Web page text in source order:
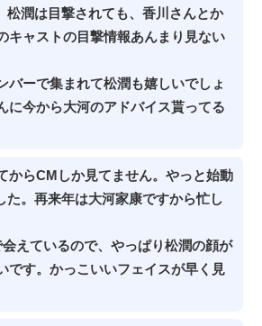
松潤は目撃されても、香川さんとか
キャストの目撃情報あんまり見ない
バーで集まれて松潤も嬉しいでしょ
に今から大河のアドバイス貰ってる
からCMしか見てません。やっと始動
た。再来年は大河家康ですから忙し
えているので、やっぱり松潤の顔が
です。かっこいいフェイスが早く見